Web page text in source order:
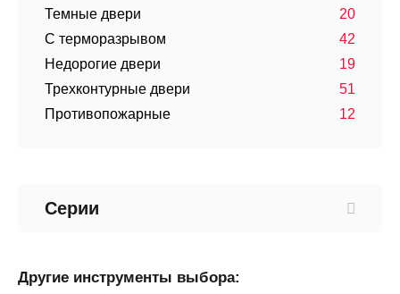
Темные двери
20
С терморазрывом
42
Недорогие двери
19
Трехконтурные двери
51
Противопожарные
12
Серии
Другие инструменты выбора: